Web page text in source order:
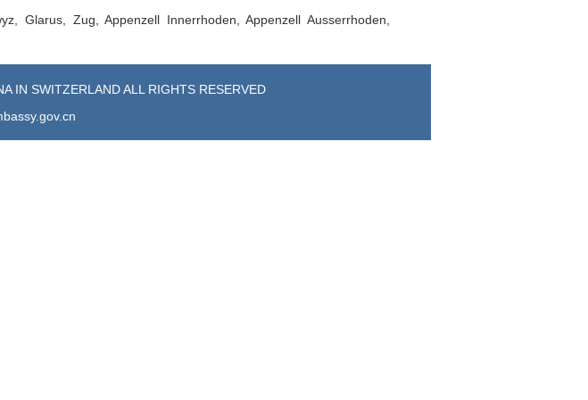
Glarus, Zug, Appenzell Innerrhoden, Appenzell Ausserrhoden,
IN SWITZERLAND ALL RIGHTS RESERVED